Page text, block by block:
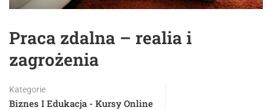
Praca zdalna – realia i
zagrożenia
Kategorie
Biznes I Edukacja - Kursy Online